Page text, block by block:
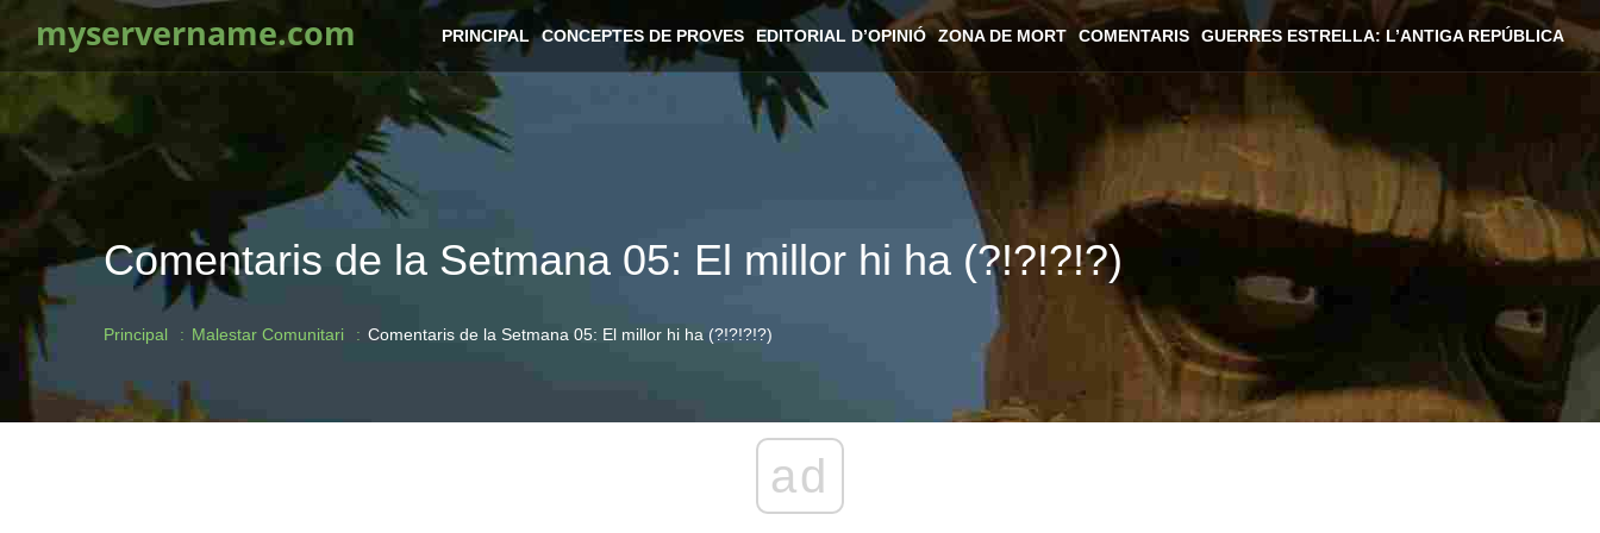
myservername.com PRINCIPAL CONCEPTES DE PROVES EDITORIAL D’OPINIÓ ZONA DE MORT COMENTARIS GUERRES ESTRELLA: L’ANTIGA REPÚBLICA
Comentaris de la Setmana 05: El millor hi ha (?!?!?!?)
Principal Malestar Comunitari Comentaris de la Setmana 05: El millor hi ha (?!?!?!?)
ad